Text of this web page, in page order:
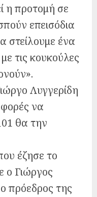
η προτομή σε
επεισόδια
στείλουμε ένα
τις κουκούλες
Λυγγερίδη
να
θα την
έζησε το
ο Γιώργος
πρόεδρος της